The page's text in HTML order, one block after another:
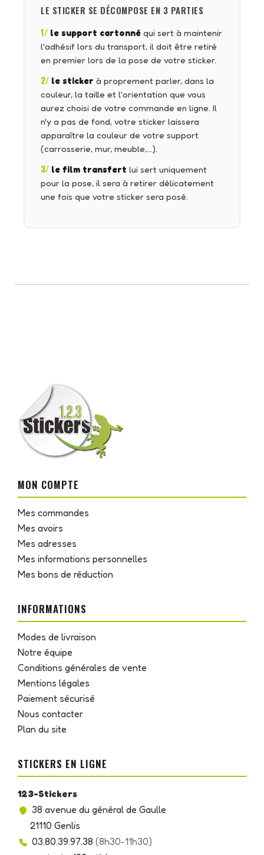
LE STICKER SE DÉCOMPOSE EN 3 PARTIES
1/ le support cartonné qui sert à maintenir
l'adhésif lors du transport, il doit être retiré
en premier lors de la pose de votre sticker.
2/ le sticker à proprement parler, dans la
couleur, la taille et l'orientation que vous
aurez choisi de votre commande en ligne. Il
n'y a pas de fond, votre sticker laissera
apparaître la couleur de votre support
(carrosserie, mur, meuble,…).
3/ le film transfert lui sert uniquement
pour la pose, il sera à retirer délicatement
une fois que votre sticker sera posé.
MON COMPTE
Mes commandes
Mes avoirs
Mes adresses
Mes informations personnelles
Mes bons de réduction
INFORMATIONS
Modes de livraison
Notre équipe
Conditions générales de vente
Mentions légales
Paiement sécurisé
Nous contacter
Plan du site
STICKERS EN LIGNE
123-Stickers
38 avenue du général de Gaulle
21110 Genlis
03.80.39.97.38 (8h30-11h30)